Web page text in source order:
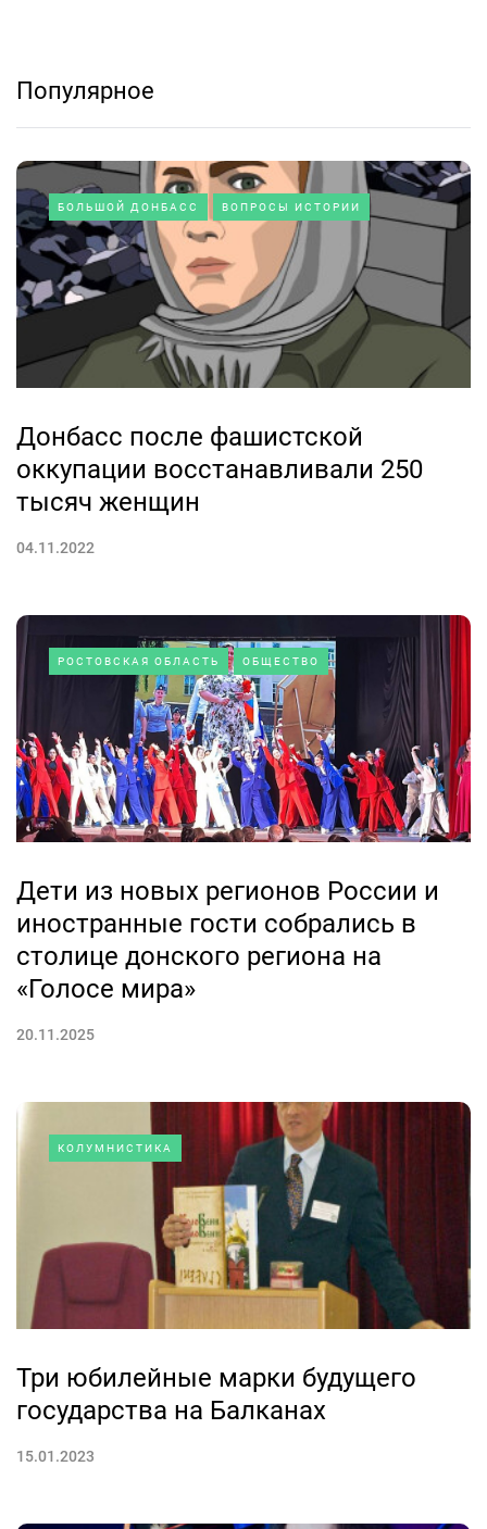
Популярное
БОЛЬШОЙ ДОНБАСС ВОПРОСЫ ИСТОРИИ
Донбасс после фашистской
оккупации восстанавливали 250
тысяч женщин
04.11.2022
РОСТОВСКАЯ ОБЛАСТЬ ОБЩЕСТВО
Дети из новых регионов России и
иностранные гости собрались в
столице донского региона на
«Голосе мира»
20.11.2025
КОЛУМНИСТИКА
Три юбилейные марки будущего
государства на Балканах
15.01.2023